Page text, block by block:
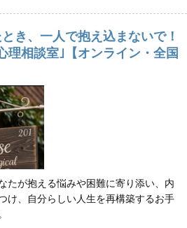
き、一人で抱え込まないで！
理相談室｣【オンライン・全国
たが抱える悩みや困難に寄り添い、内
け、自分らしい人生を再構築するお手